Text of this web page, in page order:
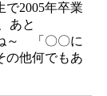
2005年卒業
あと
～ 「〇〇に
他何でもあ